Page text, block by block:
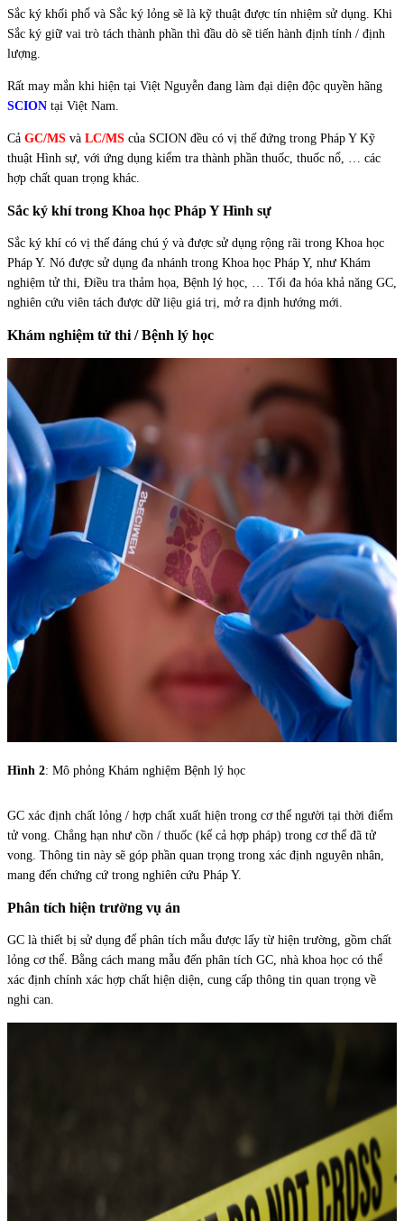
Sắc ký khối phổ và Sắc ký lỏng sẽ là kỹ thuật được tín nhiệm sử dụng. Khi
Sắc ký giữ vai trò tách thành phần thì đầu dò sẽ tiến hành định tính / định
lượng.
Rất may mắn khi hiện tại Việt Nguyễn đang làm đại diện độc quyền hãng
SCION tại Việt Nam.
Cả GC/MS và LC/MS của SCION đều có vị thế đứng trong Pháp Y Kỹ
thuật Hình sự, với ứng dụng kiểm tra thành phần thuốc, thuốc nổ, … các
hợp chất quan trọng khác.
Sắc ký khí trong Khoa học Pháp Y Hình sự
Sắc ký khí có vị thế đáng chú ý và được sử dụng rộng rãi trong Khoa học
Pháp Y. Nó được sử dụng đa nhánh trong Khoa học Pháp Y, như Khám
nghiệm tử thi, Điều tra thảm họa, Bệnh lý học, … Tối đa hóa khả năng GC,
nghiên cứu viên tách được dữ liệu giá trị, mở ra định hướng mới.
Khám nghiệm tử thi / Bệnh lý học
Hình 2: Mô phỏng Khám nghiệm Bệnh lý học
GC xác định chất lỏng / hợp chất xuất hiện trong cơ thể người tại thời điểm
tử vong. Chẳng hạn như cồn / thuốc (kể cả hợp pháp) trong cơ thể đã tử
vong. Thông tin này sẽ góp phần quan trọng trong xác định nguyên nhân,
mang đến chứng cứ trong nghiên cứu Pháp Y.
Phân tích hiện trường vụ án
GC là thiết bị sử dụng để phân tích mẫu được lấy từ hiện trường, gồm chất
lỏng cơ thể. Bằng cách mang mẫu đến phân tích GC, nhà khoa học có thể
xác định chính xác hợp chất hiện diện, cung cấp thông tin quan trọng về
nghi can.